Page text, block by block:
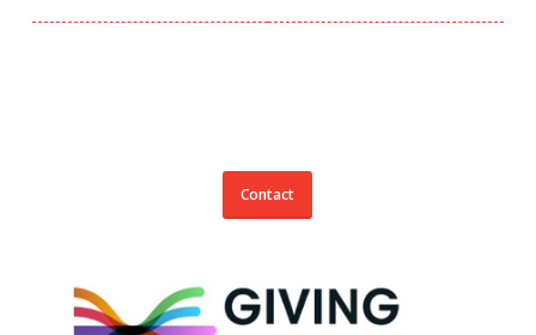
Contact